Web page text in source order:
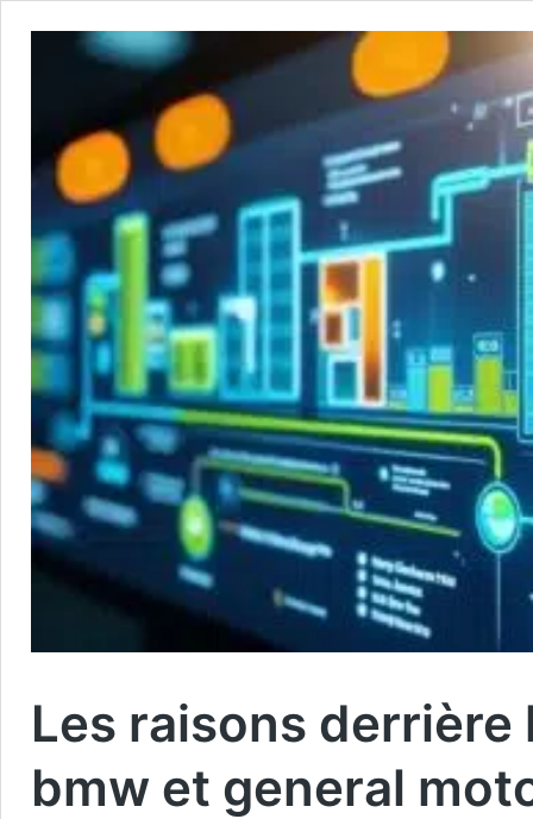
Les raisons derrière
bmw et general